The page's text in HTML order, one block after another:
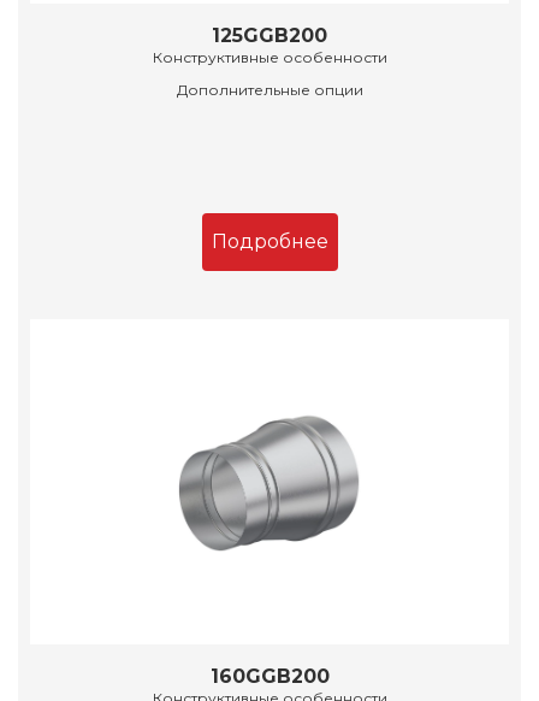
125GGB200
Конструктивные особенности
Дополнительные опции
Подробнее
160GGB200